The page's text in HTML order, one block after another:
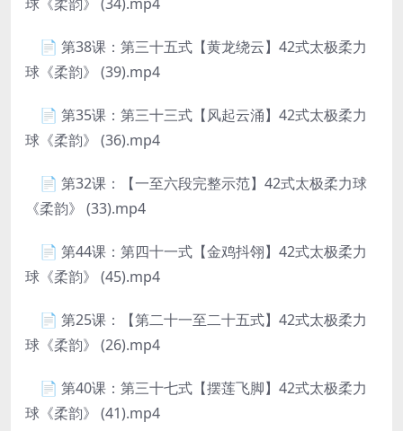
📄 第38课：第三十五式【黄龙绕云】42式太极柔力
球《柔韵》 (39).mp4
📄 第35课：第三十三式【风起云涌】42式太极柔力
球《柔韵》 (36).mp4
📄 第32课：【一至六段完整示范】42式太极柔力球
《柔韵》 (33).mp4
📄 第44课：第四十一式【金鸡抖翎】42式太极柔力
球《柔韵》 (45).mp4
📄 第25课：【第二十一至二十五式】42式太极柔力
球《柔韵》 (26).mp4
📄 第40课：第三十七式【摆莲飞脚】42式太极柔力
球《柔韵》 (41).mp4